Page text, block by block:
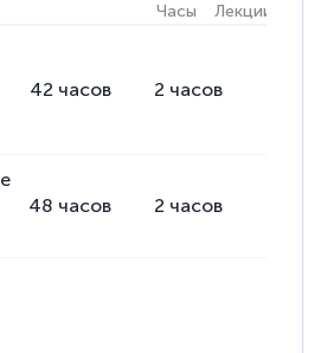
за курс
"Эксперт ЕГЭ по
и литературе". Много
помогли
рекомендации,
на подготовку
Спасибо!
Часы Лекции
42 часов 2 часов
48 часов 2 часов